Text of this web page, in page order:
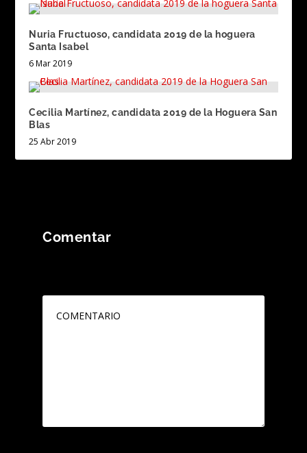
Nuria Fructuoso, candidata 2019 de la hoguera
Santa Isabel
6 Mar 2019
Cecilia Martínez, candidata 2019 de la Hoguera San
Blas
25 Abr 2019
Comentar